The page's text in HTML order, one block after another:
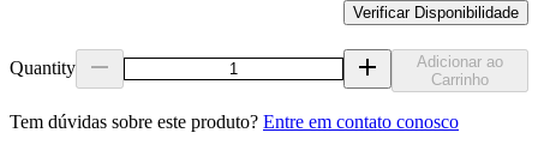
Verificar Disponibilidade
Quantity
Adicionar ao
Carrinho
Tem dúvidas sobre este produto? Entre em contato conosco